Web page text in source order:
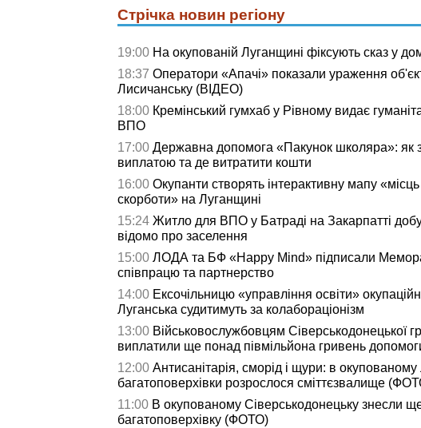
Стрічка новин регіону
19:00 На окупованій Луганщині фіксують сказ у
18:37 Оператори «Апачі» показали ураження
Лисичанську (ВІДЕО)
18:00 Кремінський гумхаб у Рівному видає
ВПО
17:00 Державна допомога «Пакунок школяра»: як
виплатою та де витратити кошти
16:00 Окупанти створять інтерактивну мапу
скорботи» на Луганщині
15:24 Житло для ВПО у Батраді на Закарпатті
відомо про заселення
15:00 ЛОДА та БФ «Happy Mind» підписали
співпрацю та партнерство
14:00 Ексочільницю «управління освіти»
Луганська судитимуть за колабораціонізм
13:00 Військовослужбовцям Сіверськодонецької
виплатили ще понад півмільйона гривень
12:00 Антисанітарія, сморід і щури: в окупованому
багатоповерхівки розрослося сміттєзвалище
11:00 В окупованому Сіверськодонецьку знесли
багатоповерхівку (ФОТО)